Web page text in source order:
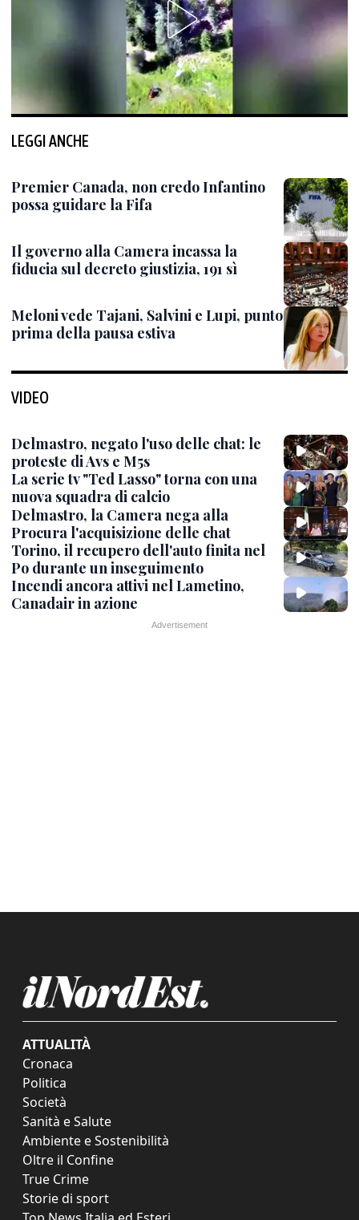
LEGGI ANCHE
Premier Canada, non credo Infantino
possa guidare la Fifa
Il governo alla Camera incassa la
fiducia sul decreto giustizia, 191 sì
Meloni vede Tajani, Salvini e Lupi, punto
prima della pausa estiva
VIDEO
Delmastro, negato l'uso delle chat: le
proteste di Avs e M5s
La serie tv "Ted Lasso" torna con una
nuova squadra di calcio
Delmastro, la Camera nega alla
Procura l'acquisizione delle chat
Torino, il recupero dell'auto finita nel
Po durante un inseguimento
Incendi ancora attivi nel Lametino,
Canadair in azione
ATTUALITÀ
Cronaca
Politica
Società
Sanità e Salute
Ambiente e Sostenibilità
Oltre il Confine
True Crime
Storie di sport